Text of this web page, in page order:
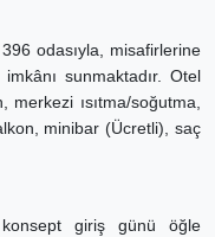
odasıyla, misafirlerine
sunmaktadır. Otel
ısıtma/soğutma,
minibar (Ücretli), saç
giriş günü öğle